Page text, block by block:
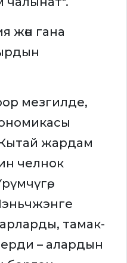
жөн гана
мезгилде,
жардам
челнок
тамак-
– алардын